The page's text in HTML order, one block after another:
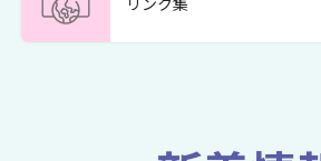
リンク集